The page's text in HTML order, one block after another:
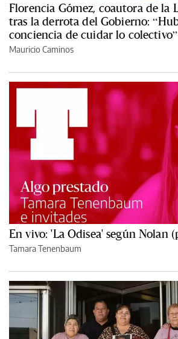
Florencia Gómez, coautora de la
tras la derrota del Gobierno:
conciencia de cuidar lo colectivo”
Mauricio Caminos
En vivo: 'La Odisea' según Nolan
Tamara Tenenbaum